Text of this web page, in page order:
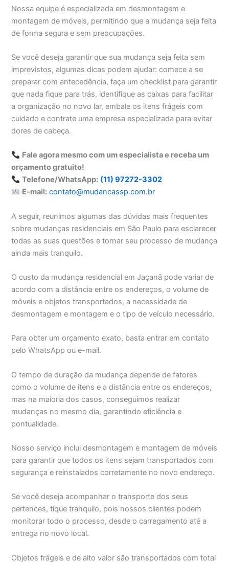
Nossa equipe é especializada em desmontagem e
montagem de móveis, permitindo que a mudança seja feita
de forma segura e sem preocupações.
Se você deseja garantir que sua mudança seja feita sem
imprevistos, algumas dicas podem ajudar: comece a se
preparar com antecedência, faça um checklist para garantir
que nada fique para trás, identifique as caixas para facilitar
a organização no novo lar, embale os itens frágeis com
cuidado e contrate uma empresa especializada para evitar
dores de cabeça.
Fale agora mesmo com um especialista e receba um
orçamento gratuito!
Telefone/WhatsApp: (11) 97272-3302
E-mail: contato@mudancassp.com.br
A seguir, reunimos algumas das dúvidas mais frequentes
sobre mudanças residenciais em São Paulo para esclarecer
todas as suas questões e tornar seu processo de mudança
ainda mais tranquilo.
O custo da mudança residencial em Jaçanã pode variar de
acordo com a distância entre os endereços, o volume de
móveis e objetos transportados, a necessidade de
desmontagem e montagem e o tipo de veículo necessário.
Para obter um orçamento exato, basta entrar em contato
pelo WhatsApp ou e-mail.
O tempo de duração da mudança depende de fatores
como o volume de itens e a distância entre os endereços,
mas na maioria dos casos, conseguimos realizar
mudanças no mesmo dia, garantindo eficiência e
pontualidade.
Nosso serviço inclui desmontagem e montagem de móveis
para garantir que todos os itens sejam transportados com
segurança e reinstalados corretamente no novo endereço.
Se você deseja acompanhar o transporte dos seus
pertences, fique tranquilo, pois nossos clientes podem
monitorar todo o processo, desde o carregamento até a
entrega no novo local.
Objetos frágeis e de alto valor são transportados com total